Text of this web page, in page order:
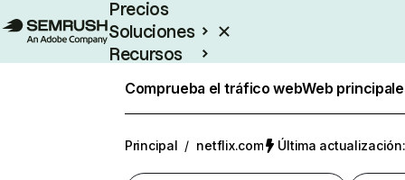
Precios
Soluciones
Recursos
Comprueba el tráfico webWeb
Principal / netflix.com Última